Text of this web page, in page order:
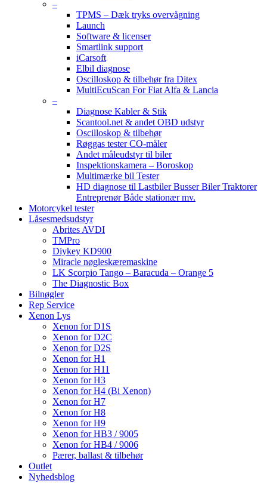
–
TPMS – Dæk tryks overvågning
Launch
Software & licenser
Smartlink support
iCarsoft
Elbil diagnose
Oscilloskop & tilbehør fra Ditex
MultiEcuScan For Fiat Alfa & Lancia
–
Diagnose Kabler & Stik
Scantool.net & andet OBD udstyr
Oscilloskop & tilbehør
Røggas tester CO-måler
Andet måleudstyr til biler
Inspektionskamera – Boroskop
Multimærke bil Tester
HD diagnose til Lastbiler Busser Biler Traktorer
Entreprenør Både stationær mv.
Motorcykel tester
Låsesmedsudstyr
Abrites AVDI
TMPro
Diykey KD900
Miracle nøgleskæremaskine
LK Scorpio Tango – Baracuda – Orange 5
The Diagnostic Box
Bilnøgler
Rep Service
Xenon Lys
Xenon for D1S
Xenon for D2C
Xenon for D2S
Xenon for H1
Xenon for H11
Xenon for H3
Xenon for H4 (Bi Xenon)
Xenon for H7
Xenon for H8
Xenon for H9
Xenon for HB3 / 9005
Xenon for HB4 / 9006
Pærer, ballast & tilbehør
Outlet
Nyhedsblog